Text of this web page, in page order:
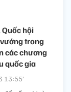
Quốc hội
trong
các chương
quốc gia
13:55’